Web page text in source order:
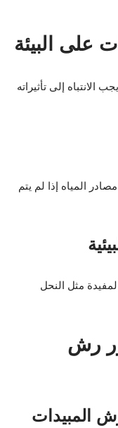
على البيئة
إلى تأثيراته
المياه إذا لم يتم
مثل النحل
رش
المبيدات